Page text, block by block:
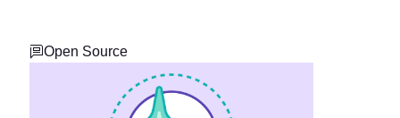
Open Source